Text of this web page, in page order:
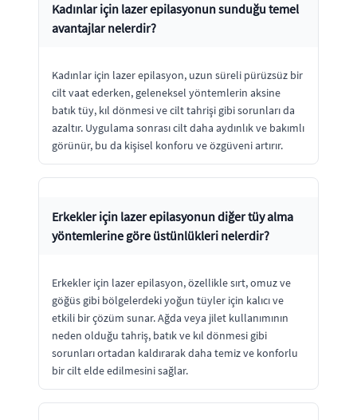
Kadınlar için lazer epilasyonun sunduğu temel
avantajlar nelerdir?
Kadınlar için lazer epilasyon, uzun süreli pürüzsüz bir
cilt vaat ederken, geleneksel yöntemlerin aksine
batık tüy, kıl dönmesi ve cilt tahrişi gibi sorunları da
azaltır. Uygulama sonrası cilt daha aydınlık ve bakımlı
görünür, bu da kişisel konforu ve özgüveni artırır.
Erkekler için lazer epilasyonun diğer tüy alma
yöntemlerine göre üstünlükleri nelerdir?
Erkekler için lazer epilasyon, özellikle sırt, omuz ve
göğüs gibi bölgelerdeki yoğun tüyler için kalıcı ve
etkili bir çözüm sunar. Ağda veya jilet kullanımının
neden olduğu tahriş, batık ve kıl dönmesi gibi
sorunları ortadan kaldırarak daha temiz ve konforlu
bir cilt elde edilmesini sağlar.